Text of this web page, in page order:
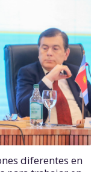
diferentes en